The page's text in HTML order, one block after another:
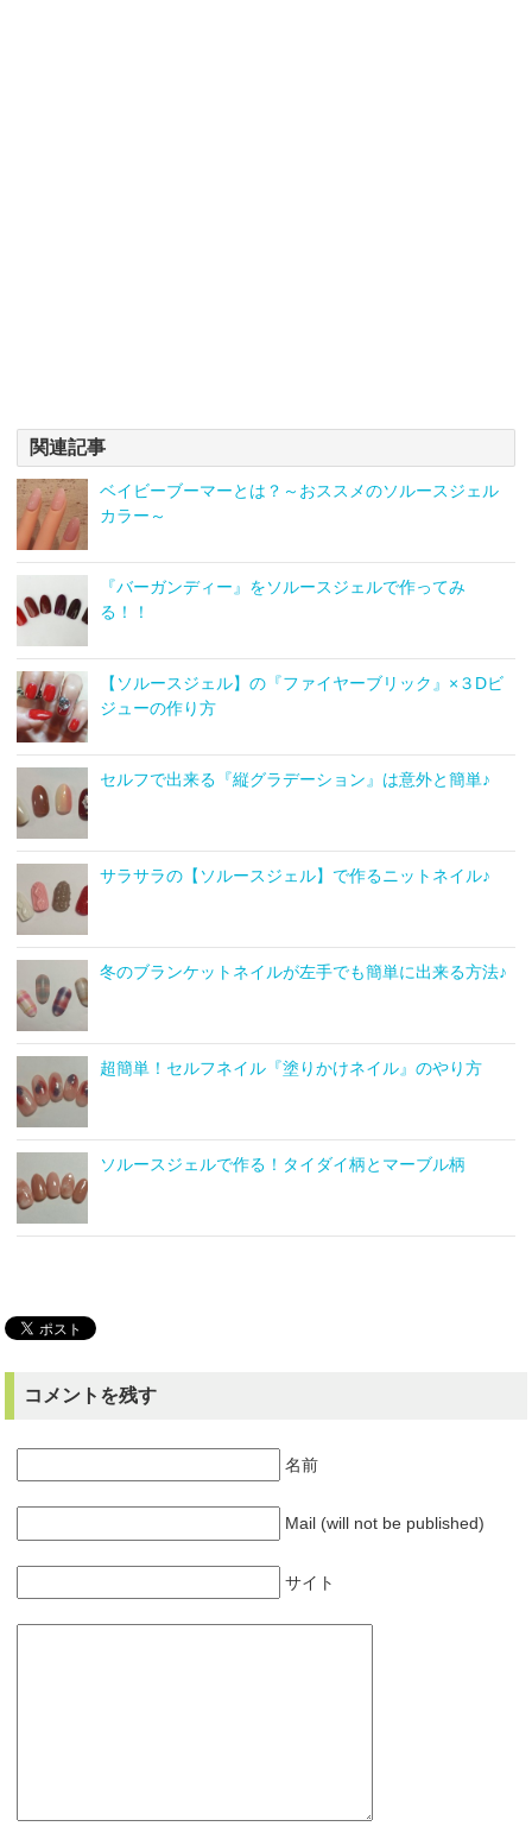
関連記事
ベイビーブーマーとは？～おススメのソルースジェル
カラー～
『バーガンディー』をソルースジェルで作ってみ
る！！
【ソルースジェル】の『ファイヤーブリック』×３Dビ
ジューの作り方
セルフで出来る『縦グラデーション』は意外と簡単♪
サラサラの【ソルースジェル】で作るニットネイル♪
冬のブランケットネイルが左手でも簡単に出来る方法♪
超簡単！セルフネイル『塗りかけネイル』のやり方
ソルースジェルで作る！タイダイ柄とマーブル柄
コメントを残す
名前
Mail (will not be published)
サイト